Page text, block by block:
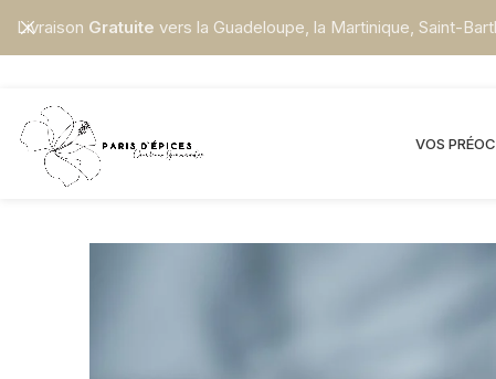
VOS
Livraison Gratuite vers la Guadeloupe, la Martinique, Saint-